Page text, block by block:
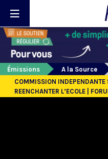
Émissions
A la Source
COMMISSION INDEPENDANTE
REENCHANTER L’ECOLE |